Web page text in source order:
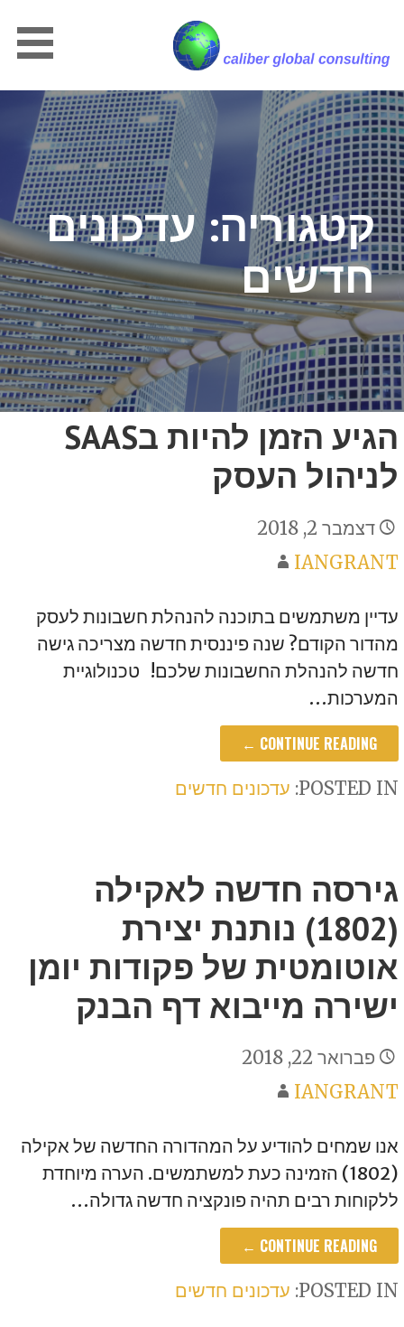
content
CALIBER GLOBAL CONSULTING
קטגוריה: עדכונים
חדשים
הגיע הזמן להיות בSAAS
לניהול העסק
דצמבר 2, 2018
IANGRANT
עדיין משתמשים בתוכנה להנהלת חשבונות לעסק
מהדור הקודם? שנה פיננסית חדשה מצריכה גישה
חדשה להנהלת החשבונות שלכם! טכנולוגיית
המערכות…
CONTINUE READING ←
POSTED IN: עדכונים חדשים
גירסה חדשה לאקילה
(1802) נותנת יצירת
אוטומטית של פקודות יומן
ישירה מייבוא דף הבנק
פברואר 22, 2018
IANGRANT
אנו שמחים להודיע על המהדורה החדשה של אקילה
(1802) הזמינה כעת למשתמשים. הערה מיוחדת
ללקוחות רבים תהיה פונקציה חדשה גדולה…
CONTINUE READING ←
POSTED IN: עדכונים חדשים